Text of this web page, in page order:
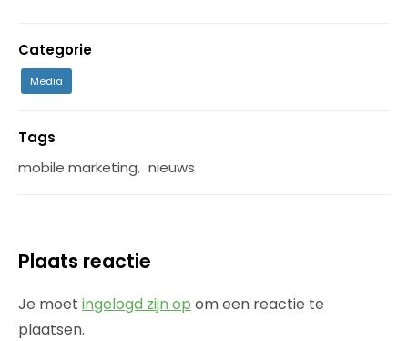
Categorie
Media
Tags
mobile marketing, nieuws
Plaats reactie
Je moet ingelogd zijn op om een reactie te
plaatsen.